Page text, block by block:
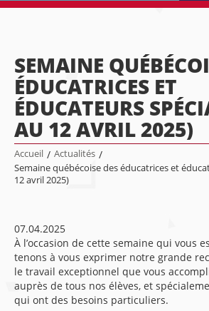
SEMAINE
ÉDUCATRICES ET
ÉDUCATEURS
AU 12 AVRIL 2025)
Accueil / Actualités /
Semaine québécoise des éducatrices et
12 avril 2025)
07.04.2025
À l’occasion de cette semaine qui vous
tenons à vous exprimer notre grande
le travail exceptionnel que vous
auprès de tous nos élèves, et
qui ont des besoins particuliers.